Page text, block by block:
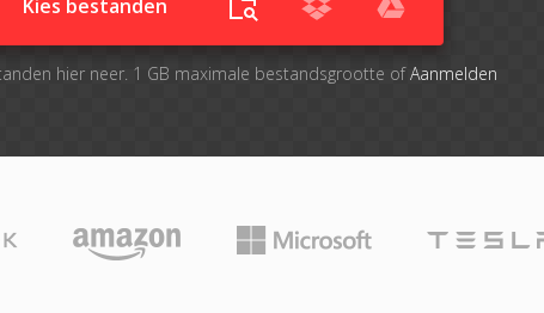
Kies bestanden
hier neer. 1 GB maximale bestandsgrootte ofAanmelden